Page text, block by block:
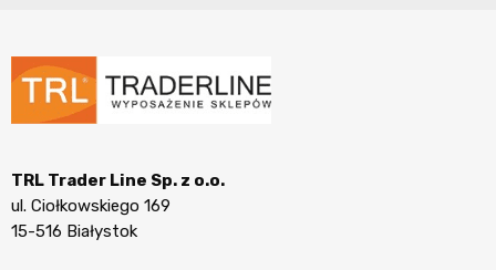
TRL Trader Line Sp. z o.o.
ul. Ciołkowskiego 169
15-516 Białystok